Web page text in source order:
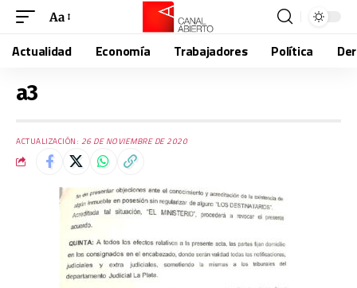
Aa
Actualidad Economía Trabajadores Política
a3
ACTUALIZACIÓN: 26 DE NOVIEMBRE DE 2020